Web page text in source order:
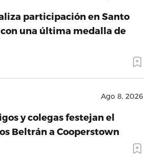
participación en Santo
una última medalla de
Ago 8, 2026
y colegas festejan el
Beltrán a Cooperstown